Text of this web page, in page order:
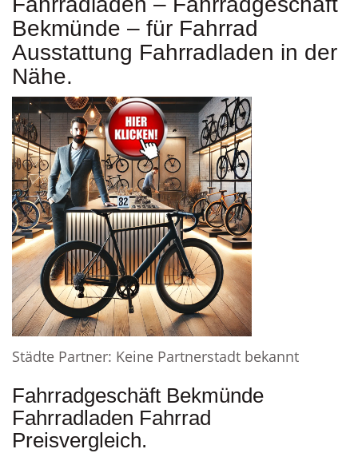
Bekmünde – für Fahrrad
Ausstattung Fahrradladen in der
Nähe.
Städte Partner: Keine Partnerstadt bekannt
Fahrradgeschäft Bekmünde
Fahrradladen Fahrrad
Preisvergleich.